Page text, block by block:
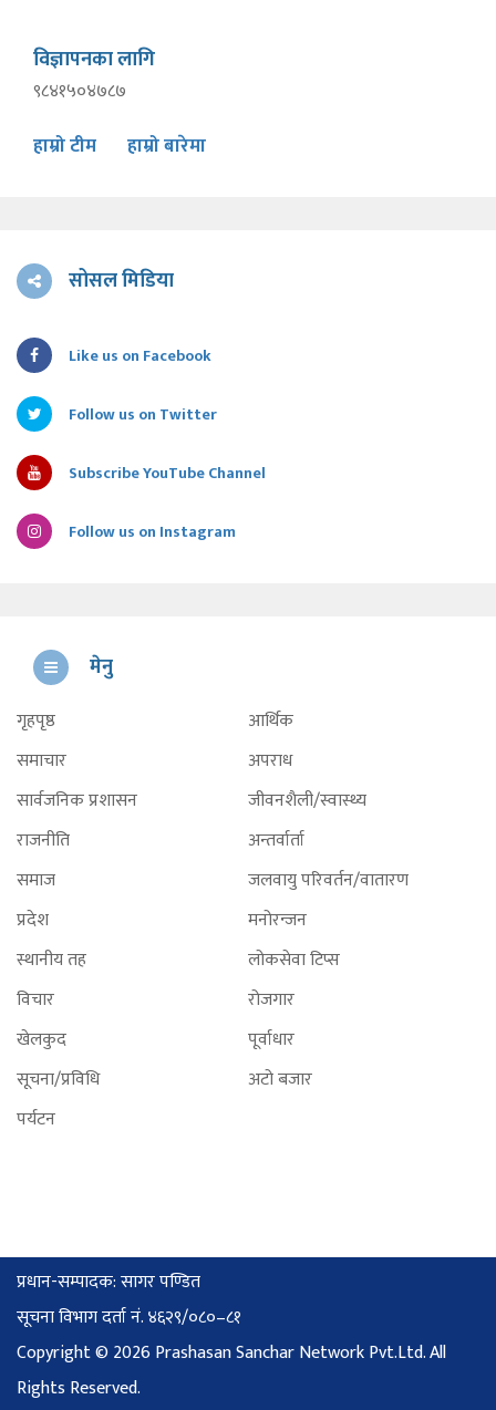
विज्ञापनका लागि
९८४१५०४७८७
हाम्रो टीम हाम्रो बारेमा
सोसल मिडिया
Like us on Facebook
Follow us on Twitter
Subscribe YouTube Channel
Follow us on Instagram
मेनु
गृहपृष्ठ
समाचार
सार्वजनिक प्रशासन
राजनीति
समाज
प्रदेश
स्थानीय तह
विचार
खेलकुद
सूचना/प्रविधि
पर्यटन
आर्थिक
अपराध
जीवनशैली/स्वास्थ्य
अन्तर्वार्ता
जलवायु परिवर्तन/वातारण
मनोरन्जन
लोकसेवा टिप्स
रोजगार
पूर्वाधार
अटो बजार
प्रधान-सम्पादक: सागर पण्डित
सूचना विभाग दर्ता नं. ४६२९/०८०–८१
Copyright © 2026 Prashasan Sanchar Network Pvt.Ltd. All
Rights Reserved.